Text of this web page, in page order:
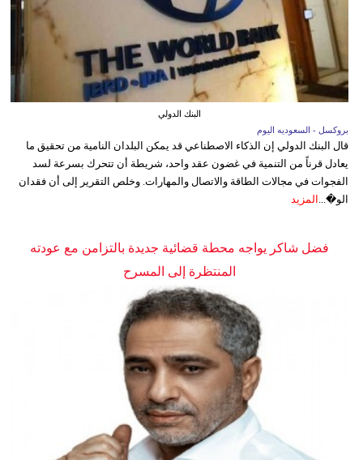
البنك الدولي
بروكسل - السعوديه اليوم
قال البنك الدولي إن الذكاء الاصطناعي قد يمكن البلدان النامية من تحقيق ما
يعادل قرناً من التنمية في غضون عقد واحد، شريطة أن تتحرك بسرعة لسد
الفجوات في مجالات الطاقة والاتصال والمهارات. وخلص التقرير إلى أن فقدان
الو�...
المزيد
فضل شاكر يواجه محطة قضائية جديدة بالتزامن مع عودته
المنتظرة إلى المسرح